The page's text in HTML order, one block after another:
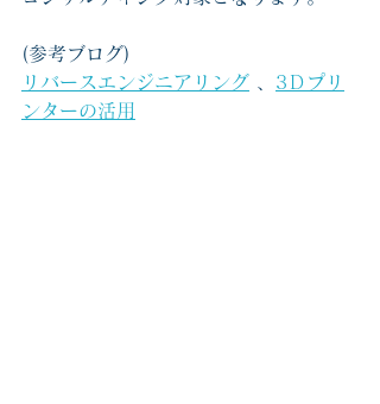
(参考ブログ)
リバースエンジニアリング
3Ｄプリ
ンターの活用